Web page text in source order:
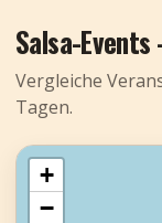
Salsa-
Vergleiche
Tagen.
+
−